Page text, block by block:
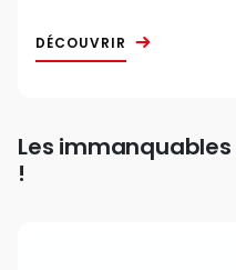
DÉCOUVRIR
Les
!